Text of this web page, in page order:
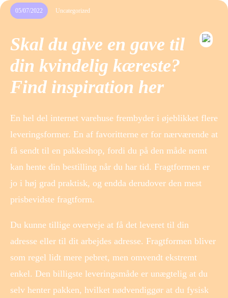
05/07/2022 Uncategorized
Skal du give en gave til
din kvindelig kæreste?
Find inspiration her
En hel del internet varehuse frembyder i øjeblikket flere
leveringsformer. En af favoritterne er for nærværende at
få sendt til en pakkeshop, fordi du på den måde nemt
kan hente din bestilling når du har tid. Fragtformen er
jo i høj grad praktisk, og endda derudover den mest
prisbevidste fragtform.
Du kunne tillige overveje at få det leveret til din
adresse eller til dit arbejdes adresse. Fragtformen bliver
som regel lidt mere pebret, men omvendt ekstremt
enkel. Den billigste leveringsmåde er unægtelig at du
selv henter pakken, hvilket nødvendiggør at du fysisk